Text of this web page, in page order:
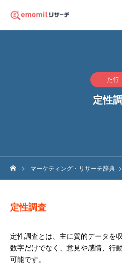
た行
定性
マーケティング・リサーチ辞典
定性調査
定性調査とは、主に質的データを
数字だけでなく、意見や感情、行
可能です。